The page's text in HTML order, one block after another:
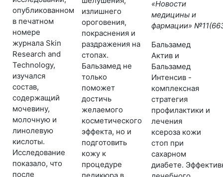
опубликованном
в печатном
номере
журнала Skin
Research and
Technology,
изучался
состав,
содержащий
мочевину,
молочную и
линолевую
кислоты.
Исследование
показало, что
после
излишнего
ороговения,
покраснения и
раздражения на
стопах.
Бальзамед не
только
поможет
достичь
желаемого
косметического
эффекта, но и
подготовить
кожу к
процедуре
«Новости
медицины и
фармации» №
Бальзамед
Актив и
Бальзамед
Интенсив -
комплексная
стратегия
профилактики и
лечения
ксероза кожи
стоп при
сахарном
диабете.